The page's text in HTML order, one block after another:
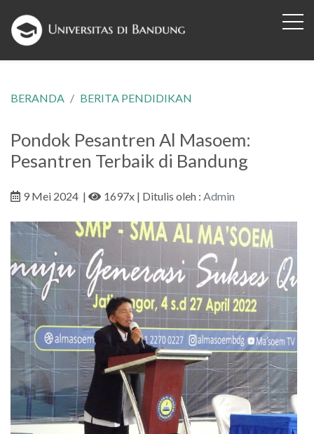
BERANDA BERITA PENDIDIKAN
Pondok Pesantren Al Masoem:
Pesantren Terbaik di Bandung
9 Mei 2024 | 1697x | Ditulis oleh : Admin